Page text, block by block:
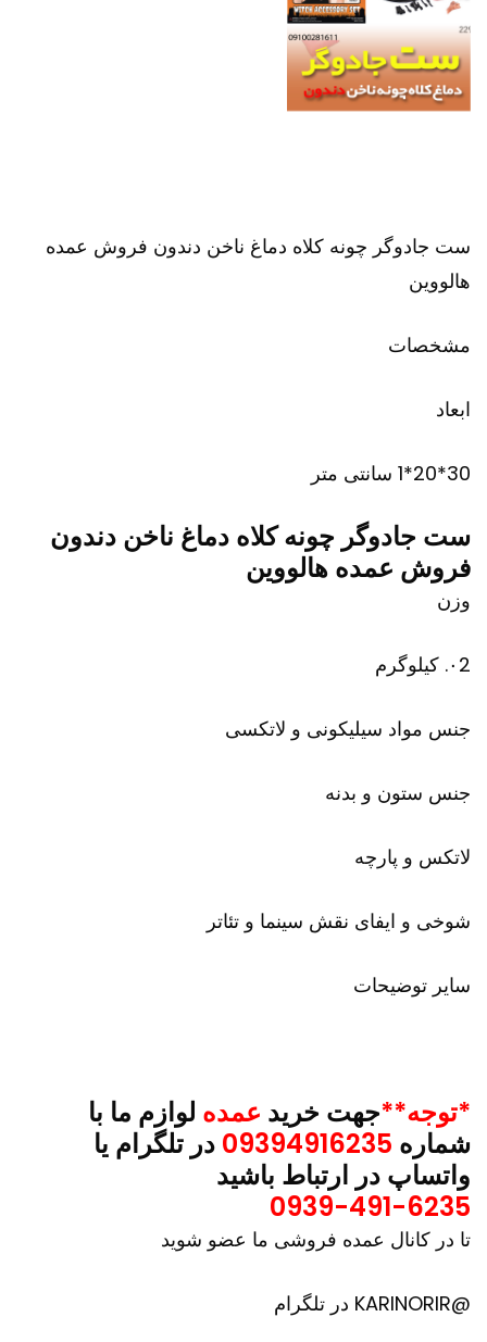
ست جادوگر چونه کلاه دماغ ناخن دندون فروش عمده
هالووین
مشخصات
ابعاد
30*20*1 سانتی متر
ست جادوگر چونه کلاه دماغ ناخن دندون
فروش عمده هالووین
وزن
۰2. کیلوگرم
جنس مواد سیلیکونی و لاتکسی
جنس ستون و بدنه
لاتکس و پارچه
شوخی و ایفای نقش سینما و تئاتر
سایر توضیحات
*توجه**جهت خرید عمده لوازم ما با
شماره
در تلگرام یا
واتساپ در ارتباط باشید
0939-491-6235
تا در کانال عمده فروشی ما عضو شوید
@KARINORIR در تلگرام